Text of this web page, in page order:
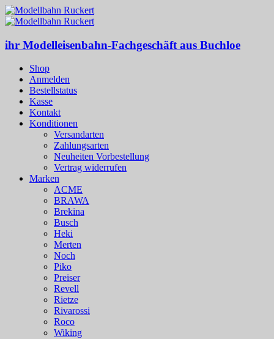
ihr Modelleisenbahn-Fachgeschäft aus Buchloe
Shop
Anmelden
Bestellstatus
Kasse
Kontakt
Konditionen
Versandarten
Zahlungsarten
Neuheiten Vorbestellung
Vertrag widerrufen
Marken
ACME
BRAWA
Brekina
Busch
Heki
Merten
Noch
Piko
Preiser
Revell
Rietze
Rivarossi
Roco
Wiking